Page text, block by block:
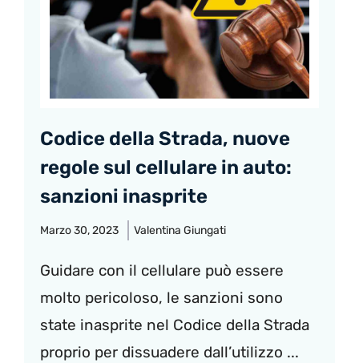
Codice della Strada, nuove
regole sul cellulare in auto:
sanzioni inasprite
Marzo 30, 2023 Valentina Giungati
Guidare con il cellulare può essere
molto pericoloso, le sanzioni sono
state inasprite nel Codice della Strada
proprio per dissuadere dall’utilizzo ...